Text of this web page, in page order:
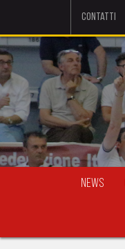
Contatti
News